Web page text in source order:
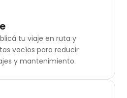
tu viaje en ruta y
vacíos para reducir
y mantenimiento.